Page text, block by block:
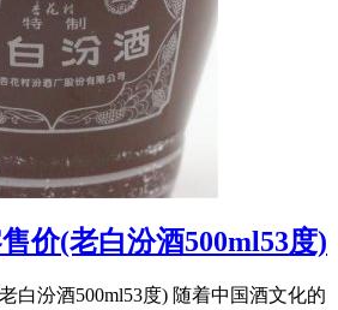
价(老白汾酒500ml53度)
白汾酒500ml53度) 随着中国酒文化的